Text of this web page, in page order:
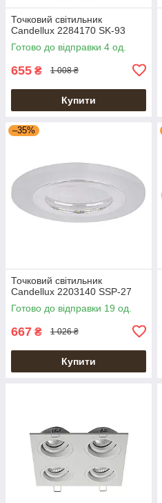
Точковий світильник
Candellux 2284170 SK-93
Готово до відправки 4 од.
655 ₴ 1 008 ₴
Купити
–35%
Точковий світильник
Candellux 2203140 SSP-27
Готово до відправки 19 од.
667 ₴ 1 026 ₴
Купити